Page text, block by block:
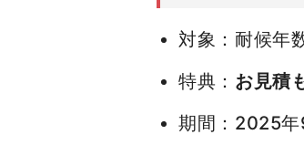
対象：耐候年
特典： お見積
期間：2025